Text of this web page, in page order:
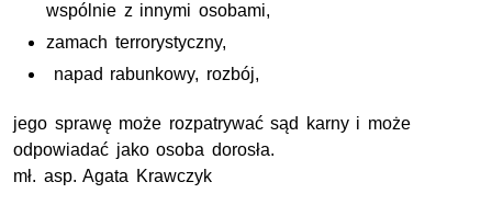
wspólnie z innymi osobami,
zamach terrorystyczny,
napad rabunkowy, rozbój,
jego sprawę może rozpatrywać sąd karny i może
odpowiadać jako osoba dorosła.
mł. asp. Agata Krawczyk